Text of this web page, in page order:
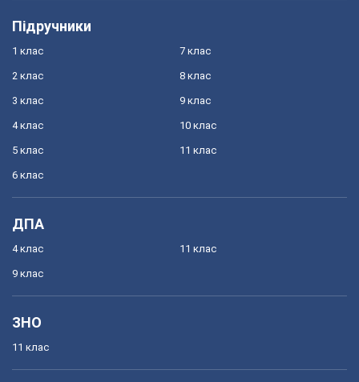
Підручники
1 клас
2 клас
3 клас
4 клас
5 клас
6 клас
7 клас
8 клас
9 клас
10 клас
11 клас
ДПА
4 клас
9 клас
11 клас
ЗНО
11 клас